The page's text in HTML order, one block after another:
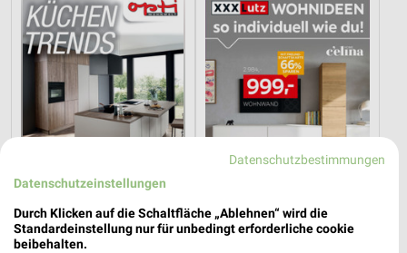
Datenschutzbestimmungen
Datenschutzeinstellungen
Durch Klicken auf die Schaltfläche „Ablehnen“ wird die
Standardeinstellung nur für unbedingt erforderliche cookie
beibehalten.